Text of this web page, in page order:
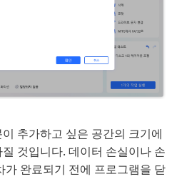
추가하고 싶은 공간의 크기에
것입니다. 데이터 손실이나 손
가 완료되기 전에 프로그램을 닫